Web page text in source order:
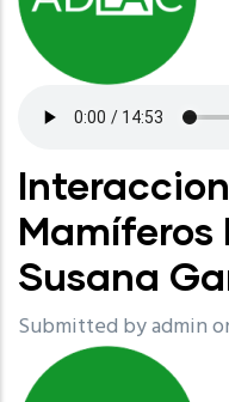
Mamíferos
Susana
Submitted byadmin